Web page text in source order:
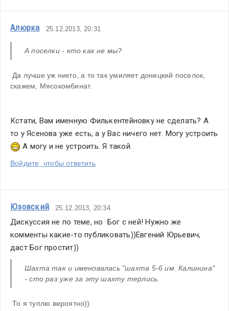
Алюрка 25.12.2013, 20:31
А поселки - кто как не мы?
скажем, Мясокомбинат.
Кстати, Вам именную Филькентейновку не сделать? А
А могу и не устроить. Я такой.
Войдите, чтобы ответить
Юзовский 25.12.2013, 20:34
Дискуссия не по теме, но  Бог с ней! Нужно же
комменты какие-то публиковать))Евгений Юрьевич,
даст Бог простит))
Шахта так и именовалась "шахта 5-6 им. Калинина"
- сто раз уже за эту шахту терлись.
То я туплю вероятно))